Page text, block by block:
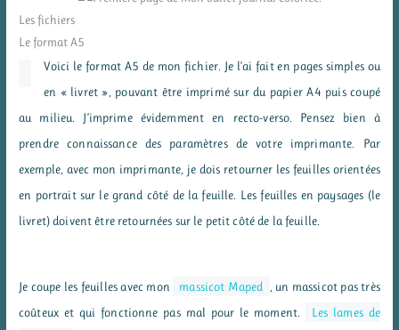
Les fichiers
Le format A5
Voici le format A5 de mon fichier. Je l’ai fait en pages simples ou
en « livret », pouvant être imprimé sur du papier A4 puis coupé
au milieu. J’imprime évidemment en recto-verso. Pensez bien à
prendre connaissance des paramètres de votre imprimante. Par
exemple, avec mon imprimante, je dois retourner les feuilles orientées
en portrait sur le grand côté de la feuille. Les feuilles en paysages (le
livret) doivent être retournées sur le petit côté de la feuille.
Je coupe les feuilles avec mon massicot Maped
, un massicot pas très
coûteux et qui fonctionne pas mal pour le moment.
Les lames de